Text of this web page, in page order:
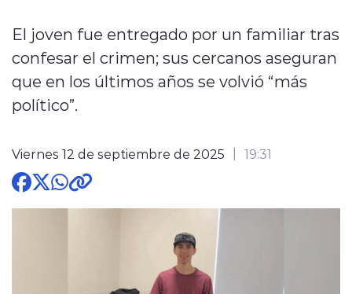
Deportes
modo claro
El joven fue entregado por un familiar tras
confesar el crimen; sus cercanos aseguran
que en los últimos años se volvió “más
político”.
Viernes 12 de septiembre de 2025 19:31